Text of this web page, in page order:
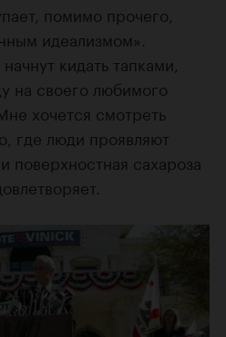
помимо прочего,
идеализмом».
кидать тапками,
на своего любимого
хочется смотреть
где люди проявляют
поверхностная сахароза